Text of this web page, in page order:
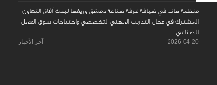
منظمة هاند في ضيافة غرفة صناعة دمشق وريفها لبحث آفاق التعاون
المشترك في مجال التدريب المهني التخصصي واحتياجات سوق العمل
الصناعي
2026-04-20 آخر الأخبار